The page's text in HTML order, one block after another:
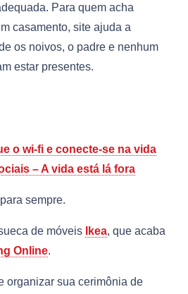
Para quem acha
casamento, site ajuda a
os noivos, o padre e nenhum
estar presentes.
o wi-fi e conecte-se na vida
– A vida está lá fora
sempre.
de móveis Ikea, que acaba
Online.
organizar sua cerimônia de